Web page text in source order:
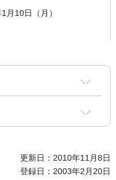
月10日（月）
更新日：2010年11月8日
登録日：2003年2月20日